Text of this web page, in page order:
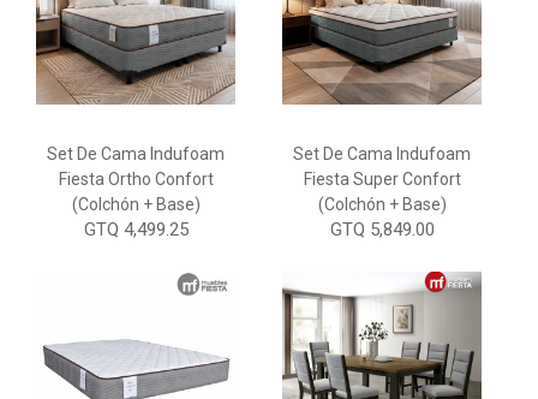
Set De Cama Indufoam
Fiesta Ortho Confort
(Colchón + Base)
GTQ 4,499.25
Set De Cama Indufoam
Fiesta Super Confort
(Colchón + Base)
GTQ 5,849.00